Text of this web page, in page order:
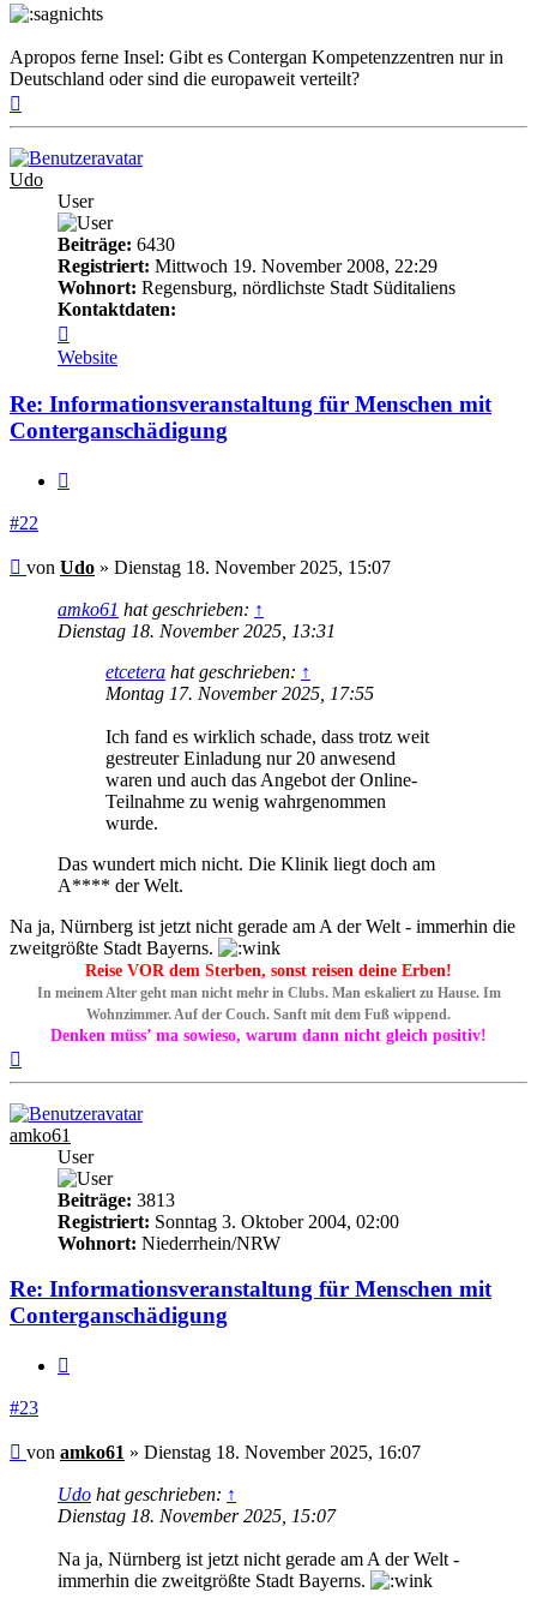
Apropos ferne Insel: Gibt es Contergan Kompetenzzentren nur in
Deutschland oder sind die europaweit verteilt?
Udo
User
Beiträge: 6430
Registriert: Mittwoch 19. November 2008, 22:29
Wohnort: Regensburg, nördlichste Stadt Süditaliens
Kontaktdaten:
von
Udo
Website
Re: Informationsveranstaltung für Menschen mit
Conterganschädigung
#22
Beitrag
von Udo » Dienstag 18. November 2025, 15:07
amko61 hat geschrieben: ↑
Dienstag 18. November 2025, 13:31
etcetera hat geschrieben: ↑
Montag 17. November 2025, 17:55
Ich fand es wirklich schade, dass trotz weit
gestreuter Einladung nur 20 anwesend
waren und auch das Angebot der Online-
Teilnahme zu wenig wahrgenommen
wurde.
Das wundert mich nicht. Die Klinik liegt doch am
A**** der Welt.
Na ja, Nürnberg ist jetzt nicht gerade am A der Welt - immerhin die
zweitgrößte Stadt Bayerns.
Reise VOR dem Sterben, sonst reisen deine Erben!
In meinem Alter geht man nicht mehr in Clubs. Man eskaliert zu Hause. Im
Wohnzimmer. Auf der Couch. Sanft mit dem Fuß wippend.
Denken müss’ ma sowieso, warum dann nicht gleich positiv!
amko61
User
Beiträge: 3813
Registriert: Sonntag 3. Oktober 2004, 02:00
Wohnort: Niederrhein/NRW
Re: Informationsveranstaltung für Menschen mit
Conterganschädigung
#23
Beitrag
von amko61 » Dienstag 18. November 2025, 16:07
Udo hat geschrieben: ↑
Dienstag 18. November 2025, 15:07
Na ja, Nürnberg ist jetzt nicht gerade am A der Welt -
immerhin die zweitgrößte Stadt Bayerns.